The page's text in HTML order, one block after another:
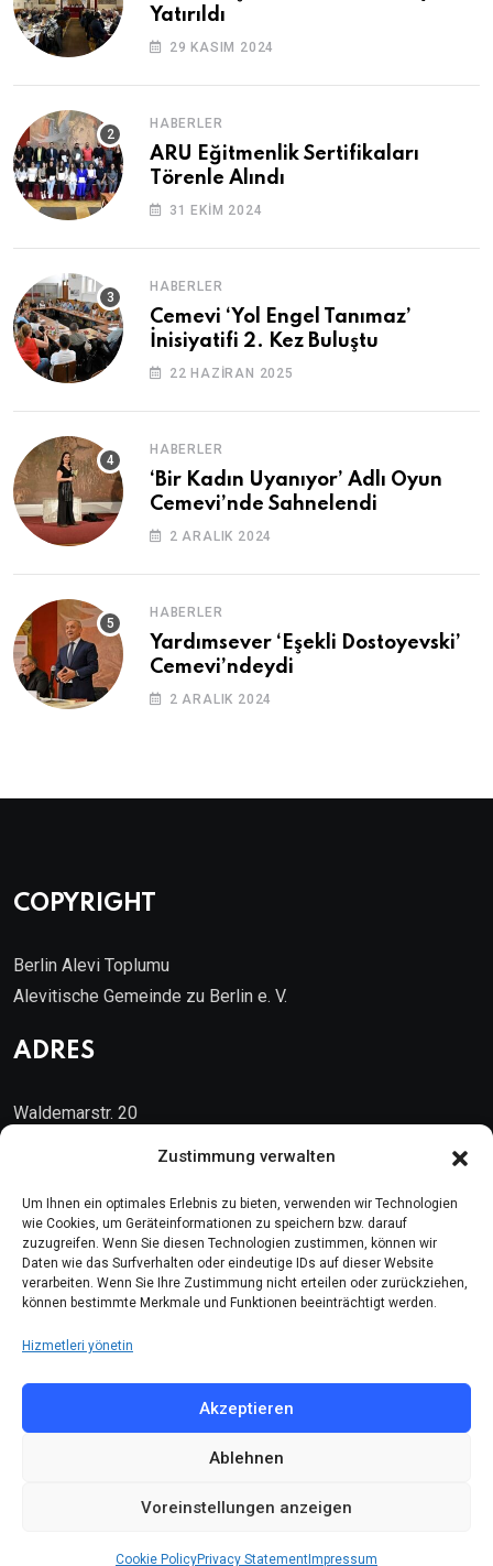
Zustimmung verwalten
Um Ihnen ein optimales Erlebnis zu bieten, verwenden wir Technologien
wie Cookies, um Geräteinformationen zu speichern bzw. darauf
zuzugreifen. Wenn Sie diesen Technologien zustimmen, können wir
Daten wie das Surfverhalten oder eindeutige IDs auf dieser Website
verarbeiten. Wenn Sie Ihre Zustimmung nicht erteilen oder zurückziehen,
können bestimmte Merkmale und Funktionen beeinträchtigt werden.
Hizmetleri yönetin
Akzeptieren
Ablehnen
Voreinstellungen anzeigen
Cookie PolicyPrivacy Statement Impressum
Yatırıldı
29 KASIM 2024
HABERLER
ARU Eğitmenlik Sertifikaları
Törenle Alındı
31 EKIM 2024
HABERLER
Cemevi ‘Yol Engel Tanımaz’
İnisiyatifi 2. Kez Buluştu
22 HAZIRAN 2025
HABERLER
‘Bir Kadın Uyanıyor’ Adlı Oyun
Cemevi’nde Sahnelendi
2 ARALIK 2024
HABERLER
Yardımsever ‘Eşekli Dostoyevski’
Cemevi’ndeydi
2 ARALIK 2024
COPYRIGHT
Berlin Alevi Toplumu
Alevitische Gemeinde zu Berlin e. V.
ADRES
Waldemarstr. 20
Kontakt
Telefon: (030) 616 58 700
Faks : (030) 616 58 395
E-Posta: cemevi@alevi.org